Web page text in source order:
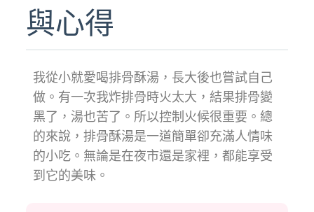
與心得
我從小就愛喝排骨酥湯，長大後也嘗試自己
做。有一次我炸排骨時火太大，結果排骨變
黑了，湯也苦了。所以控制火候很重要。總
的來說，排骨酥湯是一道簡單卻充滿人情味
的小吃。無論是在夜市還是家裡，都能享受
到它的美味。